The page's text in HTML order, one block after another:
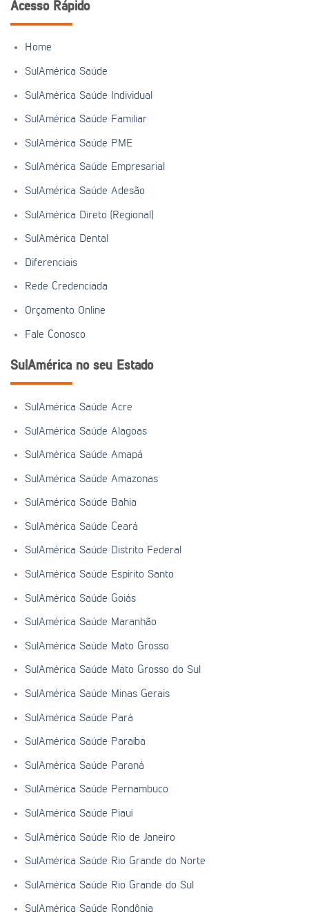
Acesso Rápido
Home
SulAmérica Saúde
SulAmérica Saúde Individual
SulAmérica Saúde Familiar
SulAmérica Saúde PME
SulAmérica Saúde Empresarial
SulAmérica Saúde Adesão
SulAmérica Direto (Regional)
SulAmérica Dental
Diferenciais
Rede Credenciada
Orçamento Online
Fale Conosco
SulAmérica no seu Estado
SulAmérica Saúde Acre
SulAmérica Saúde Alagoas
SulAmérica Saúde Amapá
SulAmérica Saúde Amazonas
SulAmérica Saúde Bahia
SulAmérica Saúde Ceará
SulAmérica Saúde Distrito Federal
SulAmérica Saúde Espírito Santo
SulAmérica Saúde Goiás
SulAmérica Saúde Maranhão
SulAmérica Saúde Mato Grosso
SulAmérica Saúde Mato Grosso do Sul
SulAmérica Saúde Minas Gerais
SulAmérica Saúde Pará
SulAmérica Saúde Paraíba
SulAmérica Saúde Paraná
SulAmérica Saúde Pernambuco
SulAmérica Saúde Piauí
SulAmérica Saúde Rio de Janeiro
SulAmérica Saúde Rio Grande do Norte
SulAmérica Saúde Rio Grande do Sul
SulAmérica Saúde Rondônia